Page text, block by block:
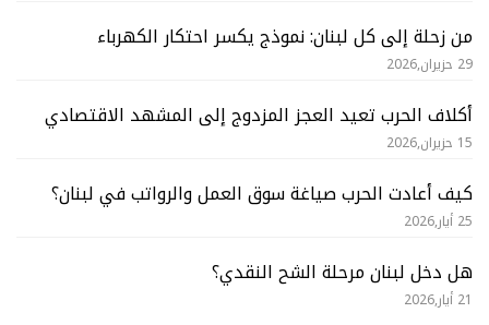
من زحلة إلى كل لبنان: نموذج يكسر احتكار الكهرباء
29 حزيران,2026
أكلاف الحرب تعيد العجز المزدوج إلى المشهد الاقتصادي
15 حزيران,2026
كيف أعادت الحرب صياغة سوق العمل والرواتب في لبنان؟
25 أيار,2026
هل دخل لبنان مرحلة الشح النقدي؟
21 أيار,2026